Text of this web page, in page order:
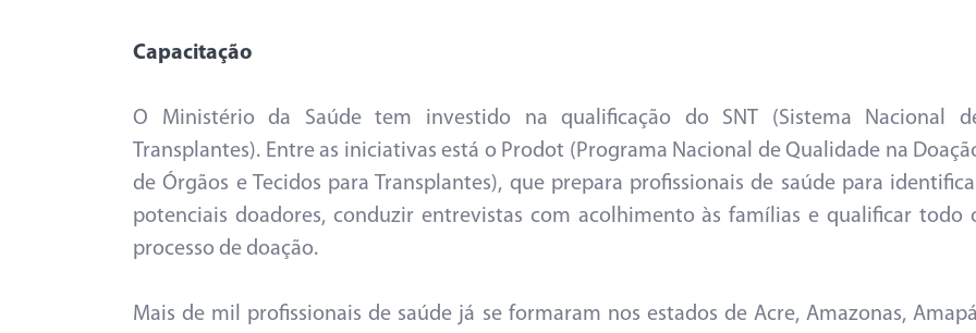
Capacitação
O Ministério da Saúde tem investido na qualificação do SNT (Sistema Nacional
Transplantes). Entre as iniciativas está o Prodot (Programa Nacional de Qualidade na
de Órgãos e Tecidos para Transplantes), que prepara profissionais de saúde para
potenciais doadores, conduzir entrevistas com acolhimento às famílias e qualificar todo
processo de doação.
Mais de mil profissionais de saúde já se formaram nos estados de Acre, Amazonas,